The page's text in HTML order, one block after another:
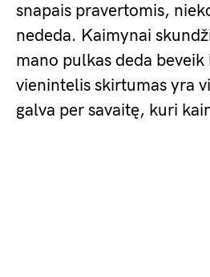
snapais pravertomis,
nededa. Kaimynai
mano pulkas deda
vienintelis skirtumas yra
galva per savaitę, kuri